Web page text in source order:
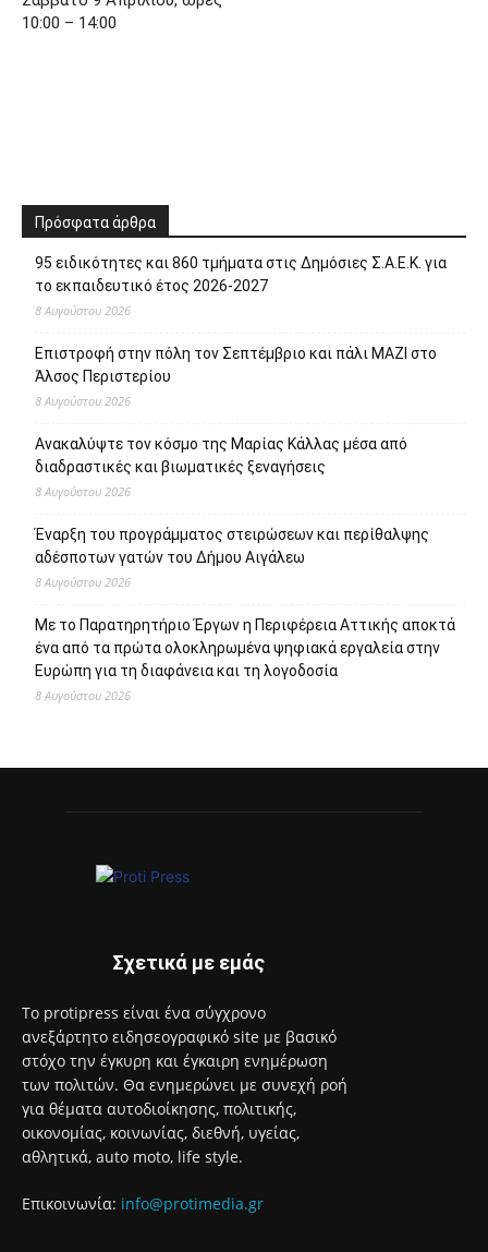
10:00 – 14:00
Πρόσφατα άρθρα
95 ειδικότητες και 860 τμήματα στις Δημόσιες Σ.Α.Ε.Κ. για
το εκπαιδευτικό έτος 2026-2027
8 Αυγούστου 2026
Επιστροφή στην πόλη τον Σεπτέμβριο και πάλι ΜΑΖΙ στο
Άλσος Περιστερίου
8 Αυγούστου 2026
Ανακαλύψτε τον κόσμο της Μαρίας Κάλλας μέσα από
διαδραστικές και βιωματικές ξεναγήσεις
8 Αυγούστου 2026
Έναρξη του προγράμματος στειρώσεων και περίθαλψης
αδέσποτων γατών του Δήμου Αιγάλεω
8 Αυγούστου 2026
Με το Παρατηρητήριο Έργων η Περιφέρεια Αττικής αποκτά
ένα από τα πρώτα ολοκληρωμένα ψηφιακά εργαλεία στην
Ευρώπη για τη διαφάνεια και τη λογοδοσία
8 Αυγούστου 2026
Σχετικά με εμάς
Το protipress είναι ένα σύγχρονο
ανεξάρτητο ειδησεογραφικό site με βασικό
στόχο την έγκυρη και έγκαιρη ενημέρωση
των πολιτών. Θα ενημερώνει με συνεχή ροή
για θέματα αυτοδιοίκησης, πολιτικής,
οικονομίας, κοινωνίας, διεθνή, υγείας,
αθλητικά, auto moto, life style.
Επικοινωνία: info@protimedia.gr